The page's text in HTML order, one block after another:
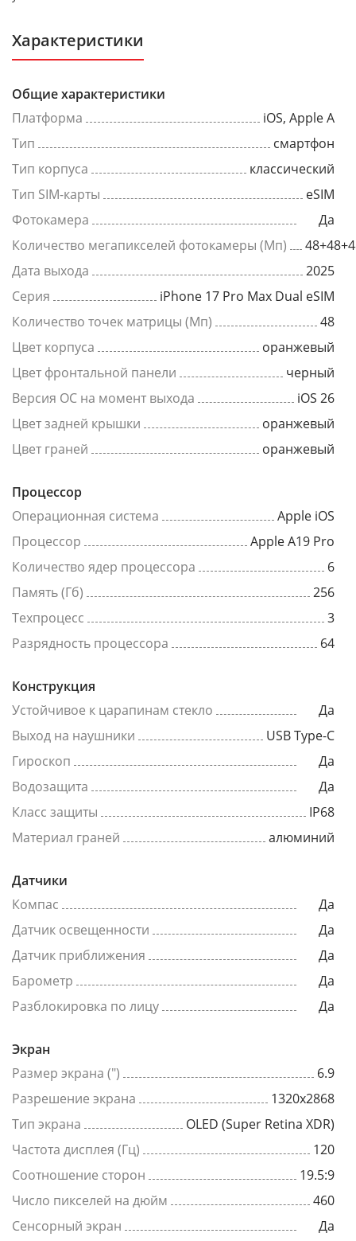
Характеристики
Общие характеристики
Платформа
iOS, Apple A
Тип
смартфон
Тип корпуса
классический
Тип SIM-карты
eSIM
Фотокамера
Да
Количество мегапикселей фотокамеры (Мп)
Дата выхода
2025
Серия
iPhone 17 Pro Max Dual eSIM
Количество точек матрицы (Мп)
48
Цвет корпуса
оранжевый
Цвет фронтальной панели
черный
Версия ОС на момент выхода
iOS 26
Цвет задней крышки
оранжевый
Цвет граней
оранжевый
Процессор
Операционная система
Apple iOS
Процессор
Apple A19 Pro
Количество ядер процессора
6
Память (Гб)
256
Техпроцесс
3
Разрядность процессора
64
Конструкция
Устойчивое к царапинам стекло
Да
Выход на наушники
USB Type-C
Гироскоп
Да
Водозащита
Да
Класс защиты
IP68
Материал граней
алюминий
Датчики
Компас
Да
Датчик освещенности
Да
Датчик приближения
Да
Барометр
Да
Разблокировка по лицу
Да
Экран
Размер экрана (")
6.9
Разрешение экрана
1320x2868
Тип экрана
OLED (Super Retina XDR)
Частота дисплея (Гц)
120
Соотношение сторон
19.5:9
Число пикселей на дюйм
460
Сенсорный экран
Да